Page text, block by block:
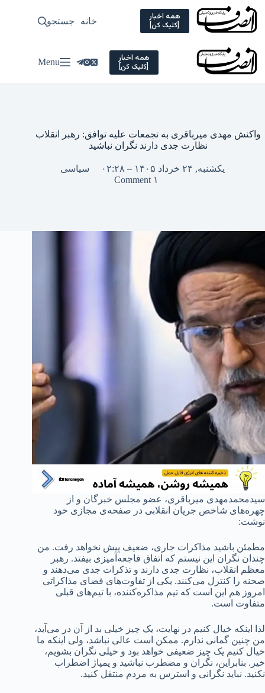
Skip
content
همه اخبار
[کلیک کن] خانه سیاسی
جستجو
همه اخبار
[کلیک کن] Menu
واکنش مهدی میرباقری به تجمعات علیه توافق: رهبر انقلاب
نظارت جدی دارند نگران نباشید
یکشنبه, ۲۴ خرداد ۱۴۰۵ – ۰۲:۲۸
سیاسی
۱ Comment
سیدمحمدمهدی میرباقری، عضو مجلس خبرگان و از
چهره‌های شاخص جریان انقلابی در صفحه‌ی مجازی خود
نوشت:
مطمئن باشید مذاکرات جاری، ضعیف پیش نخواهد رفت. من
چندان نگران این نیستم که اتفاق فاجعه‌آمیزی بیفتد. رهبر
معظم انقلاب، نظارت جدی دارند و تذکرات جدی می‌دهند و
صحنه را کنترل می‌کنند. یکی از تفاوت‌های فضای مذاکراتی
امروز هم این است که تیم مذاکره‌کننده، با تیم‌های قبلی
متفاوت است.
لذا اینکه خیال کنیم در نهایت، یک چیز خیلی بد از آن در می‌آید،
من چنین گمانی ندارم. ممکن است عالی نباشد، ولی اینکه ما
خیال کنیم یک چیز ضعیفی خواهد بود و خیلی نگران بشویم،
خیر. بنابراین، نگران و مضطرب نباشید و پمپاژ اضطراب
نکنید. نباید نگرانی و استرس به مردم منتقل کنید.